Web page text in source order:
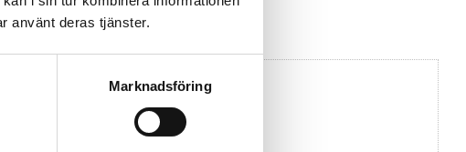
använt deras tjänster.
Marknadsföring